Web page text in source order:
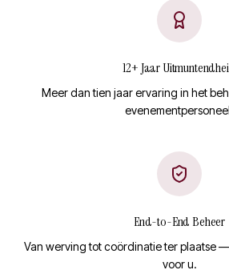
12+ Jaar
Meer dan tien jaar ervaring in het
End-to-End Beheer
Van werving tot coördinatie ter plaatse
voor u.